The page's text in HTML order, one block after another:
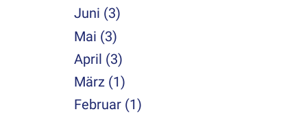
Juni (3)
Mai (3)
April (3)
März (1)
Februar (1)